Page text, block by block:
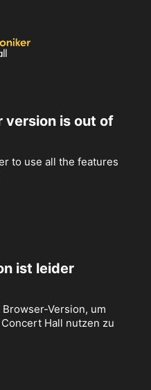
version is out of
to use all the features
ist leider
Version, um
Hall nutzen zu